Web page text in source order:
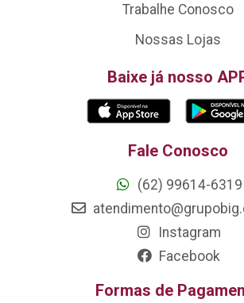
Trabalhe Conosco
Nossas Lojas
Baixe já nosso
Fale Conosco
(62) 99614-6319
Instagram
Facebook
Formas de